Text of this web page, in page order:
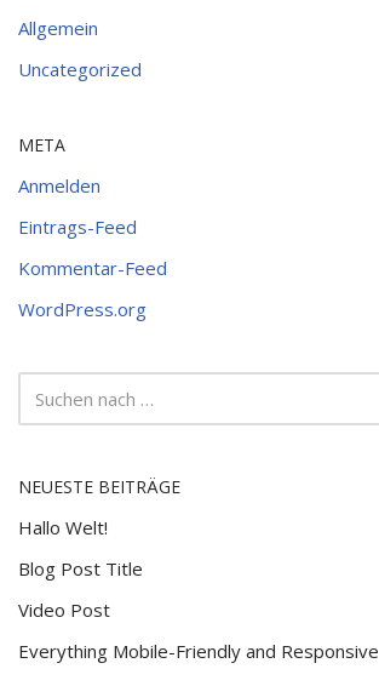
Allgemein
Uncategorized
META
Anmelden
Eintrags-Feed
Kommentar-Feed
WordPress.org
NEUESTE BEITRÄGE
Hallo Welt!
Blog Post Title
Video Post
Everything Mobile-Friendly and Responsive